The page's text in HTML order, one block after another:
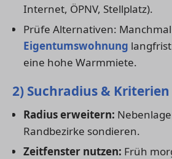
Internet, ÖPNV, Stellplatz).
Prüfe Alternativen:
Eigentumswohnung
eine hohe Warmmiete.
2) Suchradius &
Radius erweitern:
Randbezirke sondieren.
Zeitfenster nutzen: Früh